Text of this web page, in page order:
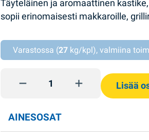
Täyteläinen ja aromaattinen
sopii erinomaisesti makkaroille,
Varastossa (27 kg/kpl), valmiina
Kastike French DP 200g
Lisää
AINESOSAT